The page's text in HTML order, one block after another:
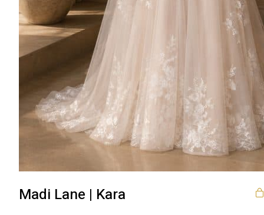
Madi Lane | Kara